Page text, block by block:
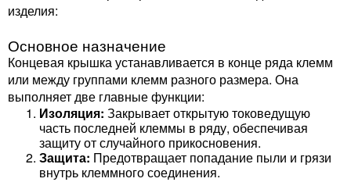
изделия:
Основное назначение
Концевая крышка устанавливается в конце ряда клемм
или между группами клемм разного размера. Она
выполняет две главные функции:
Изоляция: Закрывает открытую токоведущую
часть последней клеммы в ряду, обеспечивая
защиту от случайного прикосновения.
Защита: Предотвращает попадание пыли и грязи
внутрь клеммного соединения.